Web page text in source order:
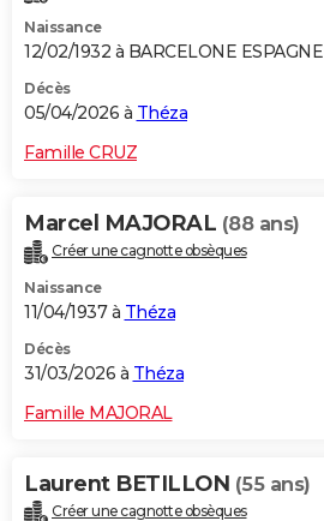
Dictionnaire
Biographies
Citations
Expressions
Proverbes
PROGRAMME TV
S'inscrire
Se connecter
Lycées
Collèges
Primaires
Universités
Entreprises
Service militaire
Avis de recherche
AVIS DE DÉCÈS
FORUM
Naissance
12/02/1932 à BARCELONE ESPAGNE
Décès
05/04/2026 à Théza
Famille CRUZ
Marcel MAJORAL (88 ans)
Créer une cagnotte obsèques
Naissance
11/04/1937 à Théza
Décès
31/03/2026 à Théza
Famille MAJORAL
Laurent BETILLON (55 ans)
Créer une cagnotte obsèques